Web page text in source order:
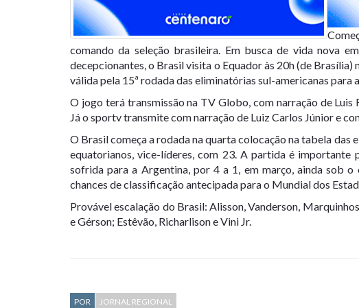
comando da seleção brasileira. Em busca de vida nova
decepcionantes, o Brasil visita o Equador às 20h (de
válida pela 15ª rodada das eliminatórias sul-americanas para
O jogo terá transmissão na TV Globo, com narração de
Já o sportv transmite com narração de Luiz Carlos Júnior e
O Brasil começa a rodada na quarta colocação na tabela das
equatorianos, vice-líderes, com 23. A partida é importante
sofrida para a Argentina, por 4 a 1, em março, ainda sob
chances de classificação antecipada para o Mundial dos
Provável escalação do Brasil: Alisson, Vanderson,
e Gérson; Estêvão, Richarlison e Vini Jr.
POR
JORNAL REGIONAL